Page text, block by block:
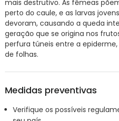
mais destrutivo. As fêmeas
perto do caule, e as larvas
devoram, causando a queda
geração que se origina nos
perfura túneis entre a
de folhas.
Medidas preventivas
Verifique os possíveis